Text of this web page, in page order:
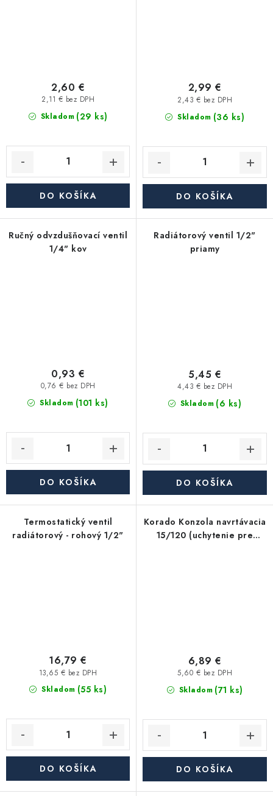
Skladom (29 ks)
2,11 € bez DPH
2,60 €
DO KOŠÍKA
Skladom (36 ks)
2,43 € bez DPH
2,99 €
DO KOŠÍKA
Ručný odvzdušňovací ventil
1/4" kov
Skladom (101 ks)
0,76 € bez DPH
0,93 €
DO KOŠÍKA
Radiátorový ventil 1/2"
priamy
Skladom (6 ks)
4,43 € bez DPH
5,45 €
DO KOŠÍKA
Termostatický ventil
radiátorový - rohový 1/2"
Skladom (55 ks)
13,65 € bez DPH
16,79 €
DO KOŠÍKA
Korado Konzola navrtávacia
15/120 (uchytenie pre
Skladom (71 ks)
5,60 € bez DPH
6,89 €
DO KOŠÍKA